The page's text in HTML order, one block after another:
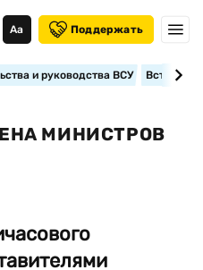
Аа Поддержать
и руководства ВСУ
МИНИСТРОВ